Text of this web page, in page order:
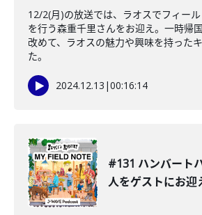
12/2(月)の放送では、ラオスでフィー
を行う森重千里さんをお迎え。一時帰
改めて、ラオスの魅力や興味を持った
た。
2024.12.13 |00:16:14
#131 ハンバート
人をゲストにお迎